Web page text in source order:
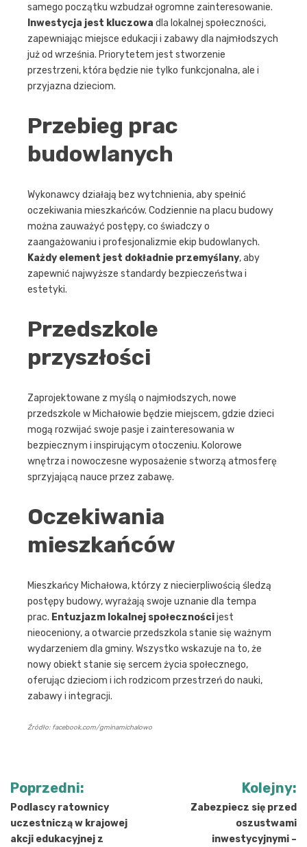
samego początku wzbudzał ogromne zainteresowanie.
Inwestycja jest kluczowa dla lokalnej społeczności,
zapewniając miejsce edukacji i zabawy dla najmłodszych
już od września. Priorytetem jest stworzenie
przestrzeni, która będzie nie tylko funkcjonalna, ale i
przyjazna dzieciom.
Przebieg prac
budowlanych
Wykonawcy działają bez wytchnienia, aby spełnić
oczekiwania mieszkańców. Codziennie na placu budowy
można zauważyć postępy, co świadczy o
zaangażowaniu i profesjonalizmie ekip budowlanych.
Każdy element jest dokładnie przemyślany, aby
zapewnić najwyższe standardy bezpieczeństwa i
estetyki.
Przedszkole
przyszłości
Zaprojektowane z myślą o najmłodszych, nowe
przedszkole w Michałowie będzie miejscem, gdzie dzieci
mogą rozwijać swoje pasje i zainteresowania w
bezpiecznym i inspirującym otoczeniu. Kolorowe
wnętrza i nowoczesne wyposażenie stworzą atmosferę
sprzyjającą nauce przez zabawę.
Oczekiwania
mieszkańców
Mieszkańcy Michałowa, którzy z niecierpliwością śledzą
postępy budowy, wyrażają swoje uznanie dla tempa
prac. Entuzjazm lokalnej społecznościjest
nieoceniony, a otwarcie przedszkola stanie się ważnym
wydarzeniem dla gminy. Wszystko wskazuje na to, że
nowy obiekt stanie się sercem życia społecznego,
oferując dzieciom i ich rodzicom przestrzeń do nauki,
zabawy i integracji.
Źródło: facebook.com/gminamichalowo
Nawigacja
wpisu
Poprzedni:
Podlascy ratownicy
uczestniczą w krajowej
akcji edukacyjnej z
Kolejny:
Zabezpiecz się przed
oszustwami
inwestycyjnymi –